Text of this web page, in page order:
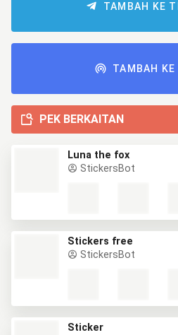
TAMBAH KE
TAMBAH KE
PEK BERKAITAN
Luna the fox
StickersBot
Stickers free
StickersBot
Sticker